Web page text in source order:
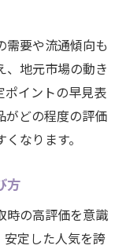
需要や流通傾向も
、地元市場の動き
ポイントの早見表
がどの程度の評価
なります。
方
時の高評価を意識
安定した人気を誇